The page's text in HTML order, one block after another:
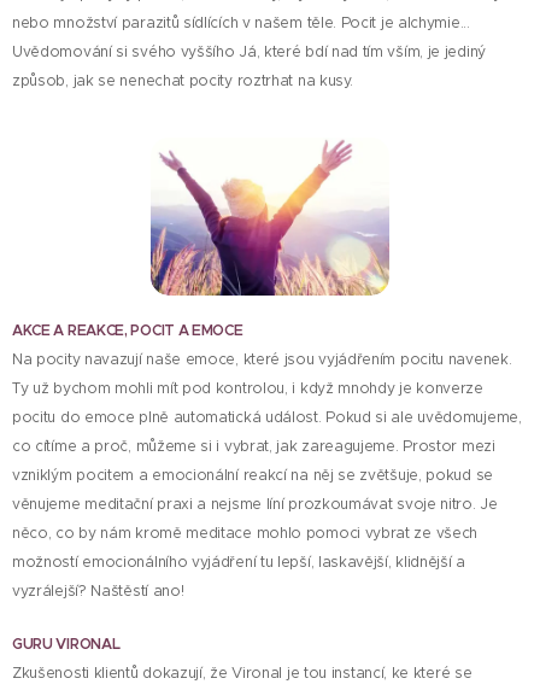
nebo množství parazitů sídlících v našem těle. Pocit je alchymie...
Uvědomování si svého vyššího Já, které bdí nad tím vším, je jediný
způsob, jak se nenechat pocity roztrhat na kusy.
AKCE A REAKCE, POCIT A EMOCE
Na pocity navazují naše emoce, které jsou vyjádřením pocitu navenek.
Ty už bychom mohli mít pod kontrolou, i když mnohdy je konverze
pocitu do emoce plně automatická událost. Pokud si ale uvědomujeme,
co cítíme a proč, můžeme si i vybrat, jak zareagujeme. Prostor mezi
vzniklým pocitem a emocionální reakcí na něj se zvětšuje, pokud se
věnujeme meditační praxi a nejsme líní prozkoumávat svoje nitro. Je
něco, co by nám kromě meditace mohlo pomoci vybrat ze všech
možností emocionálního vyjádření tu lepší, laskavější, klidnější a
vyzrálejší? Naštěstí ano!
GURU VIRONAL
Zkušenosti klientů dokazují, žeVironal je tou instancí, ke které se